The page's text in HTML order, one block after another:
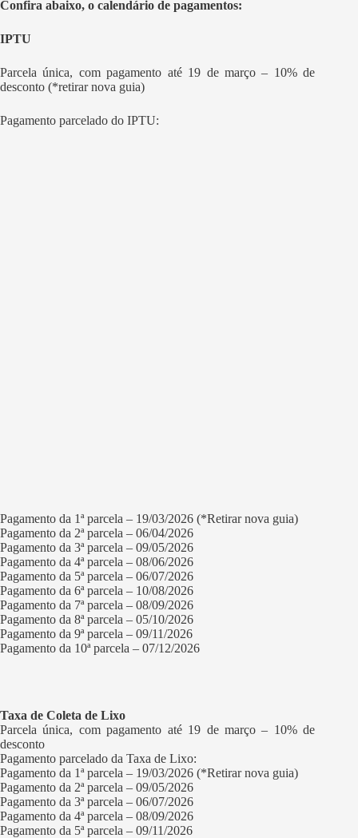
Confira abaixo, o calendário de pagamentos:
IPTU
Parcela única, com pagamento até 19 de março – 10% de
desconto (*retirar nova guia)
Pagamento parcelado do IPTU:
Pagamento da 1ª parcela – 19/03/2026 (*Retirar nova guia)
Pagamento da 2ª parcela – 06/04/2026
Pagamento da 3ª parcela – 09/05/2026
Pagamento da 4ª parcela – 08/06/2026
Pagamento da 5ª parcela – 06/07/2026
Pagamento da 6ª parcela – 10/08/2026
Pagamento da 7ª parcela – 08/09/2026
Pagamento da 8ª parcela – 05/10/2026
Pagamento da 9ª parcela – 09/11/2026
Pagamento da 10ª parcela – 07/12/2026
Taxa de Coleta de Lixo
Parcela única, com pagamento até 19 de março – 10% de
desconto
Pagamento parcelado da Taxa de Lixo:
Pagamento da 1ª parcela – 19/03/2026 (*Retirar nova guia)
Pagamento da 2ª parcela – 09/05/2026
Pagamento da 3ª parcela – 06/07/2026
Pagamento da 4ª parcela – 08/09/2026
Pagamento da 5ª parcela – 09/11/2026